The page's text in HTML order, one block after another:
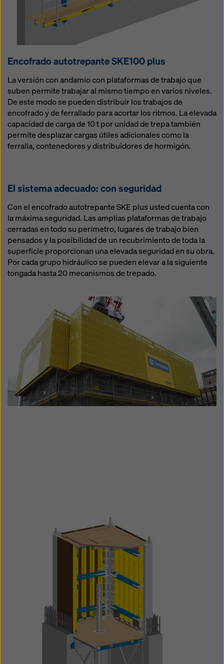
Encofra­do autotrepante SKE100 plus
La versión con andamio con plataformas de trabajo que
suben permite trabajar al mismo tiempo en varios niveles.
De este modo se pueden distribuir los trabajos de
encofrado y de ferrallado para acortar los ritmos. La elevada
capacidad de carga de 10 t por unidad de trepa también
permite desplazar cargas útiles adicionales como la
ferralla, contenedores y distribuidores de hormigón.
El sistema adecua­do: con seguridad
Con el encofrado autotrepante SKE plus usted cuenta con
la máxima seguridad. Las amplias plataformas de trabajo
cerradas en todo su perímetro, lugares de trabajo bien
pensados y la posibilidad de un recubrimiento de toda la
superficie proporcionan una elevada seguridad en su obra.
Por cada grupo hidráulico se pueden elevar a la siguiente
tongada hasta 20 mecanismos de trepado.